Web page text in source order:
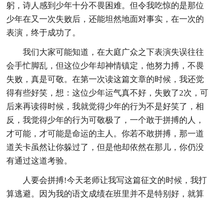
躬，诗人感到少年十分不畏困难。但令我吃惊的是那位
少年在又一次失败后，还能坦然地面对事实，在一次的
表演，终于成功了。
我们大家可能知道，在大庭广众之下表演失误往往
会手忙脚乱，但这位少年却神情镇定，他努力搏，不畏
失败，真是可敬。在第一次读这篇文章的时候，我还觉
得有些好笑，想：这位少年运气真不好，失败了2次，可
后来再读得时候，我就觉得少年的行为不是好笑了，相
反，我觉得少年的行为可敬极了，一个敢于拼搏的人，
才可能，才可能是命运的主人。你若不敢拼搏，那一道
道关卡虽然让你躲过了，但是他却依然在那儿，你仍没
有通过这道考验。
人要会拼搏!今天老师让我写这篇征文的时候，我打
算逃避。因为我的语文成绩在班里并不是特别好，就算